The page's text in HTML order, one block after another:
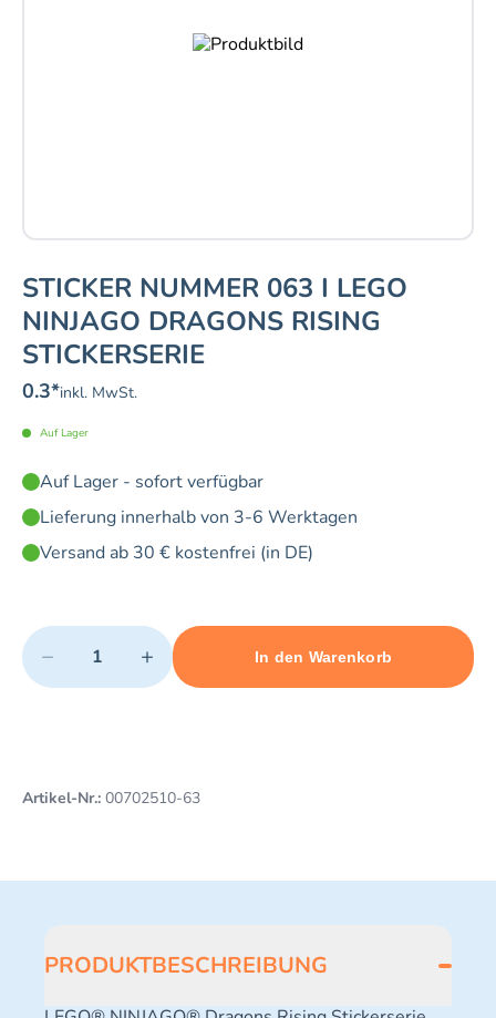
STICKER NUMMER 063 I LEGO
NINJAGO DRAGONS RISING
STICKERSERIE
0.3*inkl. MwSt.
Auf Lager
Auf Lager - sofort verfügbar
Lieferung innerhalb von 3-6 Werktagen
Versand ab 30 € kostenfrei (in DE)
Quantity
− +
Minimum quantity: 1 Maximum quantity: 3
In den Warenkorb
Add 1 item to cart
Artikel-Nr.: 00702510-63
PRODUKTBESCHREIBUNG